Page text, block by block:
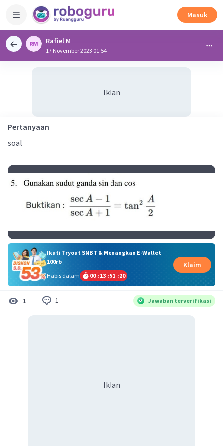
Masuk
Rafiel M
17 November 2023 01:54
Iklan
Pertanyaan
soal
Ikuti Tryout SNBT & Menangkan E-Wallet
100rb
Habis dalam
00 :13 :51 :20
Klaim
1 1 Jawaban terverifikasi
Iklan